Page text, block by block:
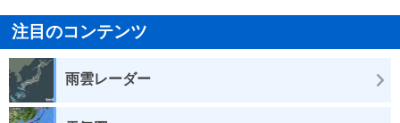
注目のコンテンツ
雨雲レーダー